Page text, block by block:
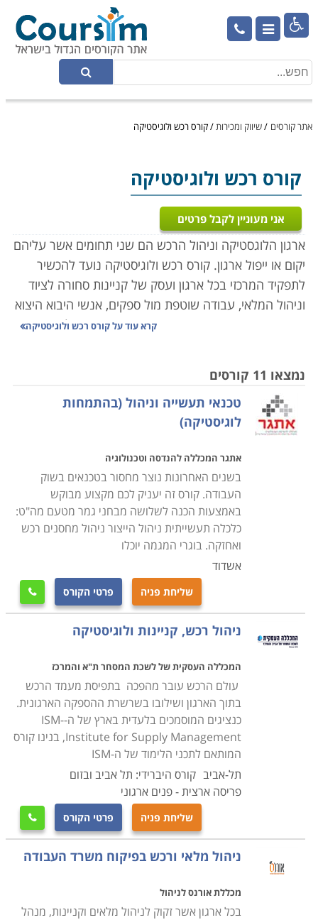

אתר קורסים /שיווק ומכירות/קורס רכש ולוגיסטיקה
קורס רכש ולוגיסטיקה
אני מעוניין לקבל פרטים
ארגון הלוגסטיקה וניהול הרכש הם שני תחומים אשר עליהם
יקום או ייפול ארגון. קורס רכש ולוגיסטיקה נועד להכשיר
לתפקיד המרכזי בכל ארגון ועסק של קניינות סחורה לציוד
וניהול המלאי, עבודה שוטפת מול ספקים, אנשי היבוא היצוא
והעובדים באופן מדויק, הדורש תיאום אחיד עם כל הגורמים
הנושאים הנלמדים בקורס הם ניהול המשאב האנושי, ניהול
איכות, ארגון ותפעול מלאי העסק, ניהול הצד הפיננסי,
עריכת חוזים ומציאת התאמה בין הצרכים של העסק ליכולת
עשוי מהר מאוד להיקלע לקשיים שלעתים בלתי הפיכים.
הקורס אינו דורש כל ידע מוקדם, אך עם זאת נדרשת יכולת
ארגון וניהול שכן, מדובר בתפקיד עם הרבה אחריות, והבנה,
הן פיננסית והן משפטית, שכן, ככל שהארגון מורכב יותר, כך
יש משמעות רבה יותר לכל רכישה כמו גם לניהול המלאי
ולכן אמנם אין תנאי קבלה אך נדרשים כישורים אישיים על
מנת להצליח בתפקיד מרכזי זה.
במסגרת הקורס מועברים תכנים להכנת תכנית רכש, הכנת
הצעת מחיר באופן יעיל ואפקטיבי לארגון, תהליכי משא ומתן,
ניהול קשרי ושיתופי פעולה עם ספקים תוך הקפדה על כל
הנהלים והכללים המשפטיים בתחום הסחר והמיסוי מול
ספקים מקומיים ובינלאומיים.
עבור מי מתאימים הלימודים
קורס רכש ולוגיסטיקה אורך כשנה אחת, כאשר הוא מתנהל
בהתאם לתכנית של התמ"ת, והתעודה אף היא ניתנת
מטעם התמ"ת. בסיום הקורס אפשר לעסוק במקצוע במגוון
של מקומות עבודה, שכן בכל ארגון גדול קיימת מחלקה
מיוחדת לרכש ולוגיסטיקה ולכן זהו מקצוע מבוקש ביותר
והן כהסבה מקצועית.
קרא עוד עלקורס רכש ולוגיסטיקה
נמצאו 11 קורסים
טכנאי תעשייה וניהול (בהתמחות
לוגיסטיקה)
אתגר המכללה להנדסה וטכנולוגיה
בשנים האחרונות נוצר מחסור בטכנאים בשוק
העבודה. קורס זה יעניק לכם מקצוע מבוקש
באמצעות הכנה לשלושה מבחני גמר מטעם מה"ט:
כלכלה תעשייתית ניהול הייצור ניהול מחסנים רכש
ואחזקה. בוגרי המגמה יוכלו
אשדוד
שליחת פניה פרטי הקורס 
ניהול רכש, קניינות ולוגיסטיקה
המכללה העסקית של לשכת המסחר ת"א והמרכז
עולם הרכש עובר מהפכה בתפיסת מעמד הרכש
בתוך הארגון ושילובו בשרשרת ההספקה הארגונית.
כנציגים המוסמכים בלעדית בארץ של ה-ISM-
Institute for Supply Management, בנינו קורס
המותאם לתכני הלימוד של ה-ISM
תל-אביב קורס היברידי: תל אביב ובזום
פריסה ארצית - פנים ארגוני
שליחת פניה פרטי הקורס 
ניהול מלאי ורכש בפיקוח משרד העבודה
מכללת אורנס לניהול
בכל ארגון אשר זקוק לניהול מלאים וקניינות, מנהל